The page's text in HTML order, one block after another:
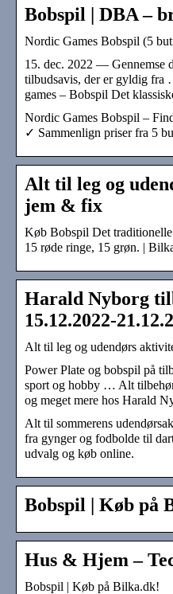
Bobspil | DBA –
Nordic Games Bobspil (5
15. dec. 2022 — Gennemse
tilbudsavis, der er gyldig
games – Bobspil Det
Nordic Games Bobspil –
✓ Sammenlign priser fra 5
Alt til leg og
jem & fix
Køb Bobspil Det
15 røde ringe, 15 grøn. |
Harald Nyborg
15.12.2022-
Alt til leg og udendørs
Power Plate og bobspil på
sport og hobby … Alt
og meget mere hos Harald
Alt til sommerens
fra gynger og fodbolde til
udvalg og køb online.
Bobspil | Køb på
Hus & Hjem –
Bobspil | Køb på Bilka.dk!